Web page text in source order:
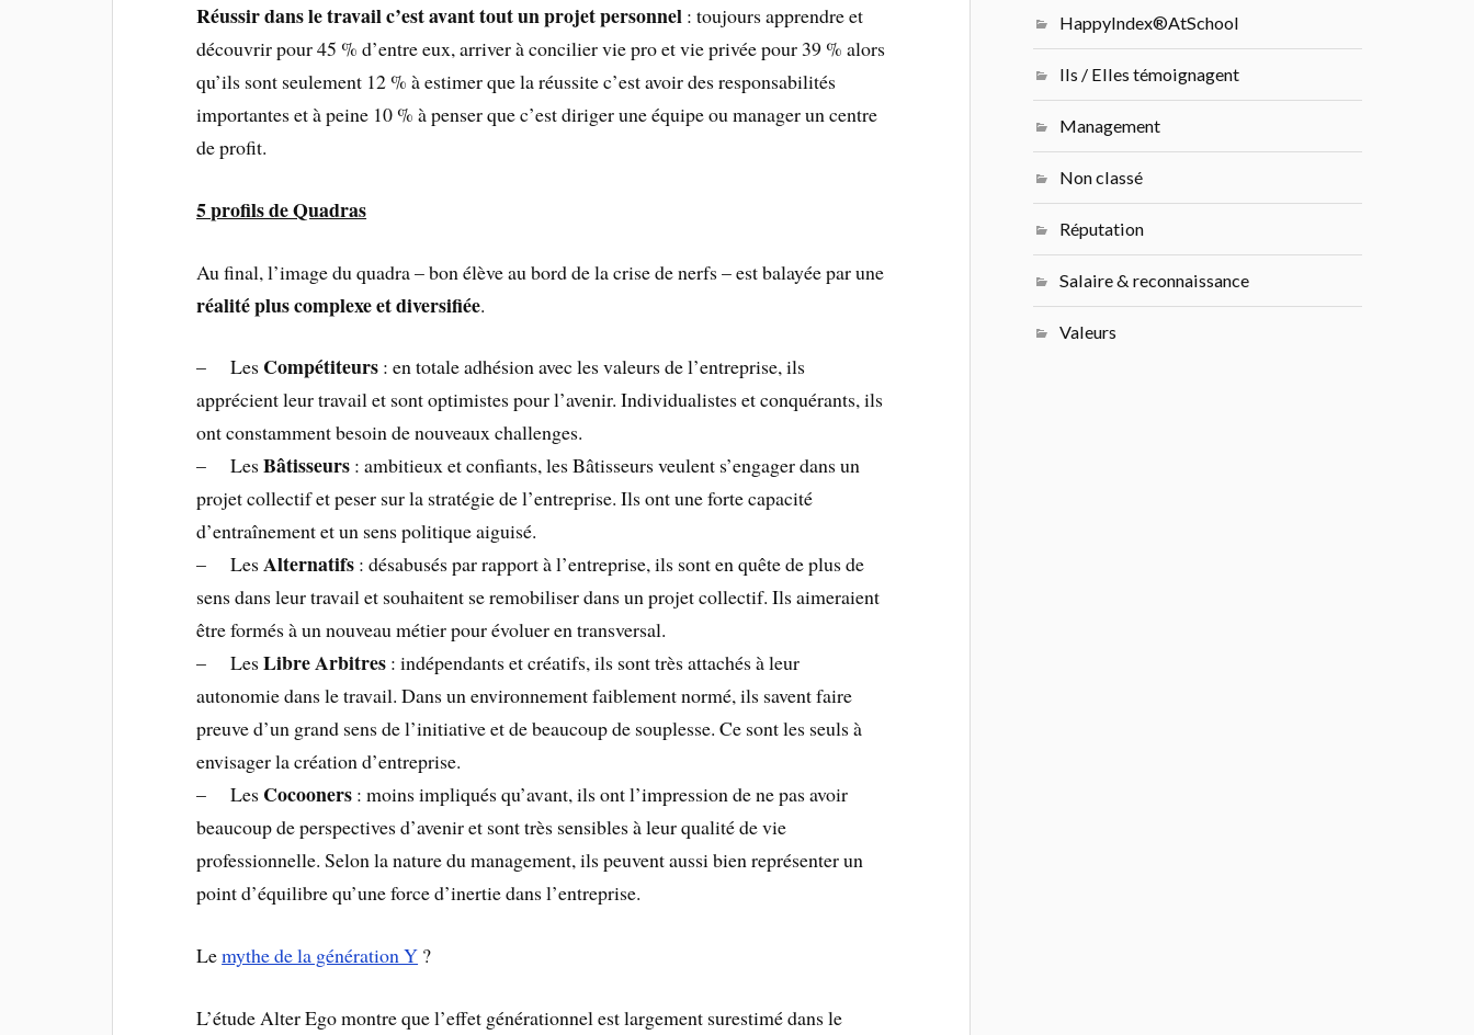
Réussir dans le travail c’est avant tout un projet personnel : toujours apprendre et
découvrir pour 45 % d’entre eux, arriver à concilier vie pro et vie privée pour 39 % alors
qu’ils sont seulement 12 % à estimer que la réussite c’est avoir des responsabilités
importantes et à peine 10 % à penser que c’est diriger une équipe ou manager un centre
de profit.
5 profils de Quadras
Au final, l’image du quadra – bon élève au bord de la crise de nerfs – est balayée par une
réalité plus complexe et diversifiée.
– Les Compétiteurs : en totale adhésion avec les valeurs de l’entreprise, ils
apprécient leur travail et sont optimistes pour l’avenir. Individualistes et conquérants, ils
ont constamment besoin de nouveaux challenges.
– LesBâtisseurs : ambitieux et confiants, les Bâtisseurs veulent s’engager dans un
projet collectif et peser sur la stratégie de l’entreprise. Ils ont une forte capacité
d’entraînement et un sens politique aiguisé.
– LesAlternatifs : désabusés par rapport à l’entreprise, ils sont en quête de plus de
sens dans leur travail et souhaitent se remobiliser dans un projet collectif. Ils aimeraient
être formés à un nouveau métier pour évoluer en transversal.
– LesLibre Arbitres : indépendants et créatifs, ils sont très attachés à leur
autonomie dans le travail. Dans un environnement faiblement normé, ils savent faire
preuve d’un grand sens de l’initiative et de beaucoup de souplesse. Ce sont les seuls à
envisager la création d’entreprise.
– Les Cocooners : moins impliqués qu’avant, ils ont l’impression de ne pas avoir
beaucoup de perspectives d’avenir et sont très sensibles à leur qualité de vie
professionnelle. Selon la nature du management, ils peuvent aussi bien représenter un
point d’équilibre qu’une force d’inertie dans l’entreprise.
Lemythe de la génération Y ?
L’étude Alter Ego montre que l’effet générationnel est largement surestimé dans le
HappyIndex®AtSchool
Ils / Elles témoignagent
Management
Non classé
Réputation
Salaire & reconnaissance
Valeurs